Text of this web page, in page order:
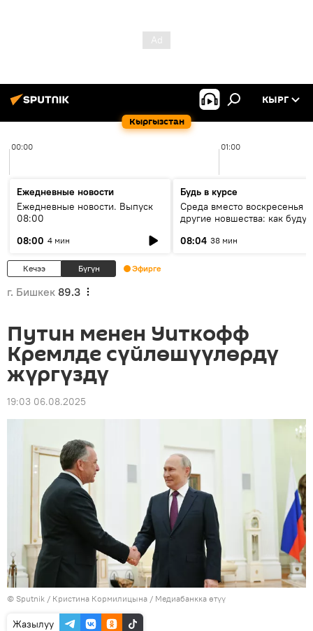
Кыргызстан
КЫРГ
00:00 01:00
Ежедневные новости
Ежедневные новости. Выпуск
08:00
08:00 4 мин
Будь в курсе
Среда вместо воскресенья и
другие новшества: как будут
08:04 38 мин
Кечээ Бүгүн Эфирге
г. Бишкек 89.3
Путин менен Уиткофф
Кремлде сүйлөшүүлөрдү
жүргүздү
19:03 06.08.2025
© Sputnik / Кристина Кормилицына / Медиабанкка өтүү
Жазылуу